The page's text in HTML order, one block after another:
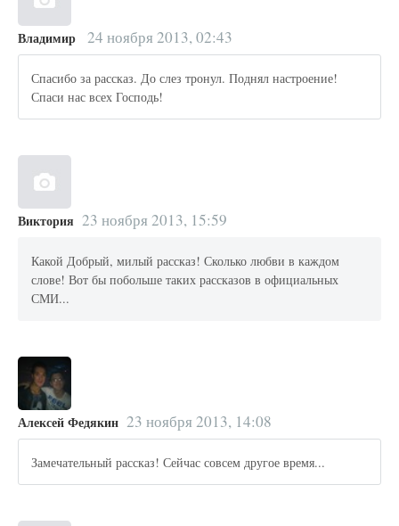
Владимир 24 ноября 2013, 02:43
Спасибо за рассказ. До слез тронул. Поднял настроение!
Спаси нас всех Господь!
Виктория 23 ноября 2013, 15:59
Какой Добрый, милый рассказ! Сколько любви в каждом
слове! Вот бы побольше таких рассказов в официальных
СМИ...
Алексей Федякин 23 ноября 2013, 14:08
Замечательный рассказ! Сейчас совсем другое время...